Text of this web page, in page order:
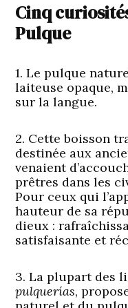
Cinq
Pulque
1. Le pulque
laiteuse opaque,
sur la langue.
2. Cette boisson
destinée aux
venaient
prêtres dans les
Pour ceux qui
hauteur de sa
dieux :
satisfaisante et
3. La plupart des
pulquerías,